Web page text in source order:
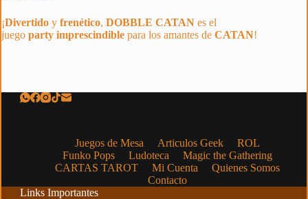
¡Divertido y frenético, DOBBLE CATAN es el
juego party imprescindible para los amantes de CATAN!
Juegos de Mesa Articulos Geek
ROL
Funko Pops
Ludoteca
Magic the Gathering
CARTAS TAROT
Mi Cuenta
Quienes Somos
Contacto
Links Importantes